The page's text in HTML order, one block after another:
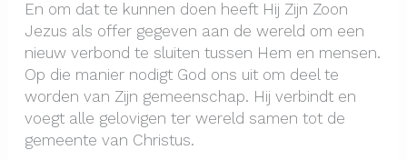
En om dat te kunnen doen heeft Hij Zijn Zoon
Jezus als offer gegeven aan de wereld om een
nieuw verbond te sluiten tussen Hem en mensen.
Op die manier nodigt God ons uit om deel te
worden van Zijn gemeenschap. Hij verbindt en
voegt alle gelovigen ter wereld samen tot de
gemeente van Christus.